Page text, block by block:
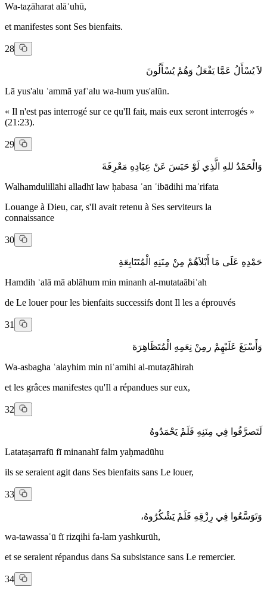
Wa-taẓāharat alāʾuhū,
et manifestes sont Ses bienfaits.
28
لاَ يُسْأَلُ عَمَّا يَفْعَلُ وَهُمْ يُسْأَلُونَ
Lā yus'alu ʿammā yafʿalu wa-hum yus'alūn.
« Il n'est pas interrogé sur ce qu'Il fait, mais eux seront interrogés »
(21:23).
29
وَالْحَمْدُ للهِ الَّذِي لَوْ حَبَسَ عَنْ عِبَادِهِ مَعْرِفَةَ
Walhamdulillāhi alladhī law ḥabasa ʿan ʿibādihi maʿrifata
Louange à Dieu, car, s'Il avait retenu à Ses serviteurs la
connaissance
30
حَمْدِهِ عَلَى مَا أَبْلاَهُمْ مِنْ مِنَنِهِ الْمُتَتَابِعَةِ
Hamdih ʿalā mā ablāhum min minanh al-mutataābiʿah
de Le louer pour les bienfaits successifs dont Il les a éprouvés
31
وَأَسْبَغَ عَلَيْهِمْ رمِنْ نِعَمِهِ الْمُتَظَاهِرَة
Wa-asbagha ʿalayhim min niʿamihi al-mutaẓāhirah
et les grâces manifestes qu'Il a répandues sur eux,
32
لَتَصرَّفُوا فِي مِنَنِهِ فَلَمْ يَحْمَدُوهُ
Latataṣarrafū fī minanahī falm yaḥmadūhu
ils se seraient agit dans Ses bienfaits sans Le louer,
33
وَتَوَسَّعُوا فِي رِزْقِهِ فَلَمْ يَشْكُرُوهُ،
wa-tawassaʿū fī rizqihi fa-lam yashkurūh,
et se seraient répandus dans Sa subsistance sans Le remercier.
34